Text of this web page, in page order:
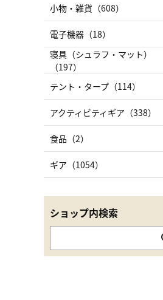
小物・雑貨（608）
電子機器（18）
寝具（シュラフ・マット）
（197）
テント・タープ（114）
アクティビティギア（338）
食品（2）
ギア（1054）
ショップ内検索